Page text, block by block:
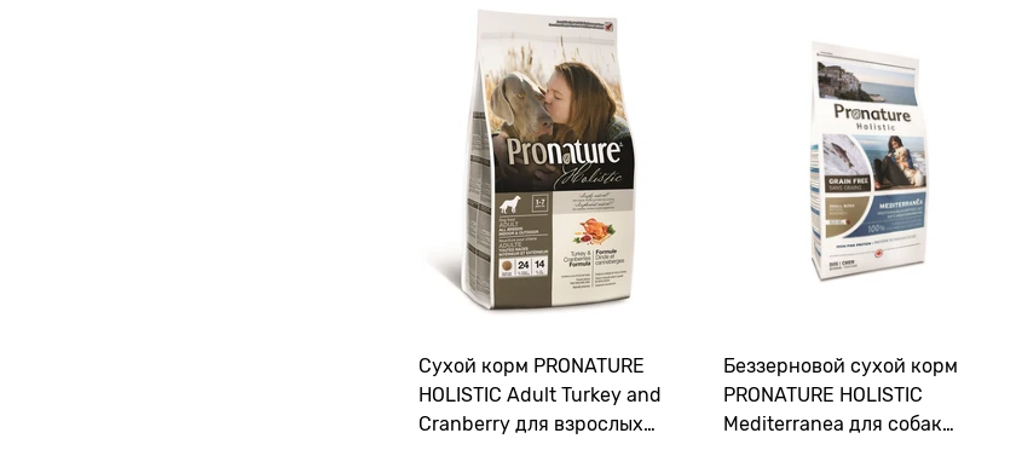
Сухой корм PRONATURE
HOLISTIC Adult Turkey and
Cranberry для взрослых
Беззерновой сухой корм
PRONATURE HOLISTIC
Mediterranea для собак